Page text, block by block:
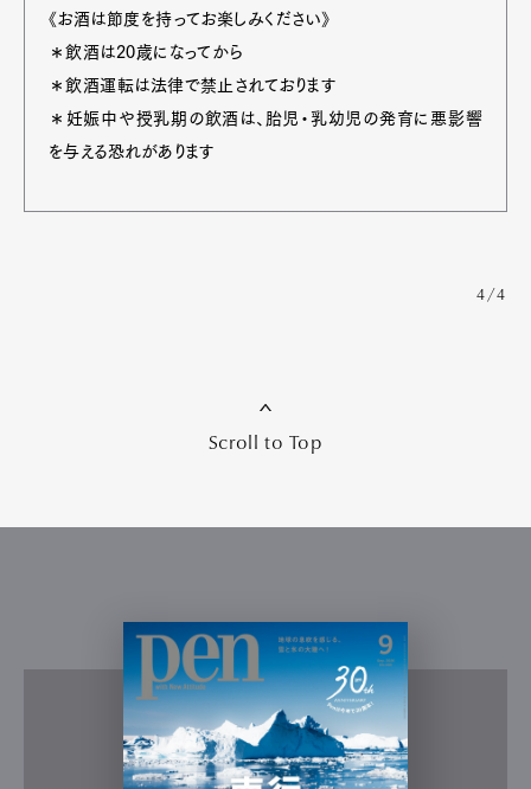
《お酒は節度を持ってお楽しみください》
＊飲酒は20歳になってから
＊飲酒運転は法律で禁止されております
＊妊娠中や授乳期の飲酒は、胎児・乳幼児の発育に悪影響
を与える恐れがあります
4/4
Scroll to Top